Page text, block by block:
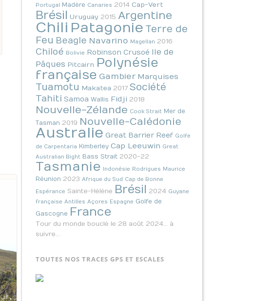
Portugal Madère Canaries 2014 Cap-Vert
Brésil Uruguay 2015Argentine
Chili Patagonie Terre de
Feu Beagle Navarino Magellan 2016
Chiloé Bolivie Robinson Crusoé Ile de
Pâques Pitcairn Polynésie
française Gambier Marquises
Tuamotu Makatea 2017Société
Tahiti Samoa Wallis Fidji 2018
Nouvelle-Zélande Cook Strait Mer de
Tasman 2019 Nouvelle-Calédonie
Australie Great Barrier Reef Golfe
de Carpentaria Kimberley Cap Leeuwin Great
Australian Bight Bass Strait 2020-22
Tasmanie Indonésie Rodrigues Maurice
Réunion 2023Afrique du Sud Cap de Bonne
Espérance Sainte-Hélène Brésil 2024 Guyane
française Antilles Açores Espagne Golfe de
Gascogne France
Tour du monde bouclé le 28 août 2024… à
suivre…
TOUTES NOS TRACES GPS ET ESCALES